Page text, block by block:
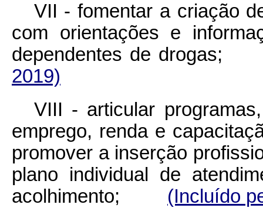
VII - fomentar a criação
com orientações e
dependentes de
2019)
VIII - articular
emprego, renda e
promover a inserção
plano individual de
acolhimento; (Incluído